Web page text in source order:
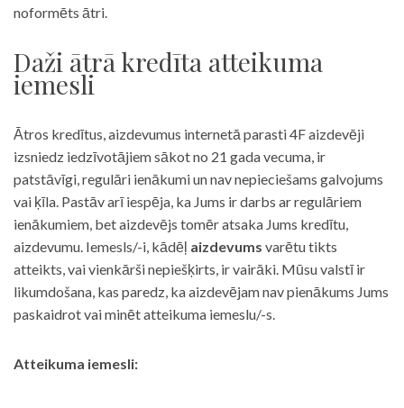
noformēts ātri.
Daži ātrā kredīta atteikuma
iemesli
Ātros kredītus, aizdevumus internetā parasti 4F aizdevēji
izsniedz iedzīvotājiem sākot no 21 gada vecuma, ir
patstāvīgi, regulāri ienākumi un nav nepieciešams galvojums
vai ķīla. Pastāv arī iespēja, ka Jums ir darbs ar regulāriem
ienākumiem, bet aizdevējs tomēr atsaka Jums kredītu,
aizdevumu. Iemesls/-i, kādēļ aizdevums varētu tikts
atteikts, vai vienkārši nepiešķirts, ir vairāki. Mūsu valstī ir
likumdošana, kas paredz, ka aizdevējam nav pienākums Jums
paskaidrot vai minēt atteikuma iemeslu/-s.
Atteikuma iemesli: